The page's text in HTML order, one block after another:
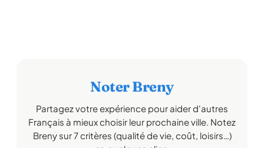
Noter Breny
Partagez votre expérience pour aider d'autres
Français à mieux choisir leur prochaine ville. Notez
Breny sur 7 critères (qualité de vie, coût, loisirs…)